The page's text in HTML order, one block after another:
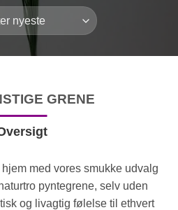
GRENE
med vores smukke udvalg
pyntegrene, selv uden
og livagtig følelse til ethvert